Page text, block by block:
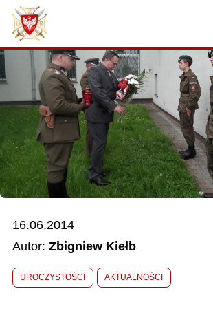
AKTUALNOŚCI
O ZWIĄZKU
DOKUMENTY
WŁADZE
RELACJE FILMOWE
KONKURSY
16.06.2014
Autor: Zbigniew Kiełb
UROCZYSTOŚCI AKTUALNOŚCI